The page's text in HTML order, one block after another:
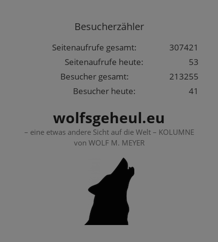
Besucherzähler
307421
Seitenaufrufe gesamt:
53
Seitenaufrufe heute:
213255
Besucher gesamt:
41
Besucher heute:
wolfsgeheul.eu
– eine etwas andere Sicht auf die Welt – KOLUMNE
von WOLF M. MEYER